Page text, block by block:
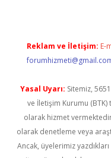
Reklam ve İletişim: E-
Yasal Uyarı: Sitemiz,
ve İletişim Kurumu (BTK)
olarak hizmet
olarak denetleme veya
Ancak, üyelerimiz